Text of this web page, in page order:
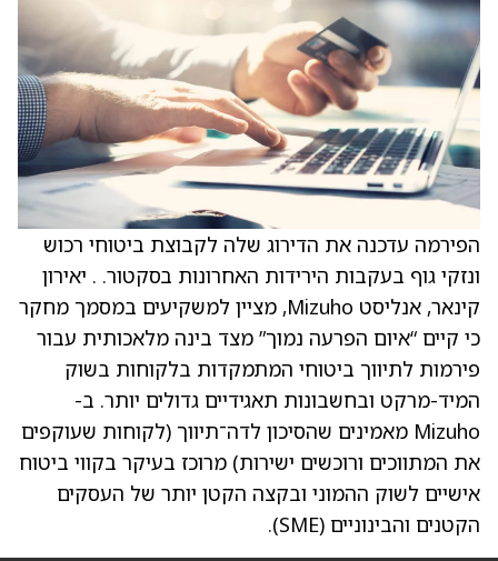
הפירמה עדכנה את הדירוג שלה לקבוצת ביטוחי רכוש
ונזקי גוף בעקבות הירידות האחרונות בסקטור. . יאירון
קינאר, אנליסט Mizuho, מציין למשקיעים במסמך מחקר
כי קיים “איום הפרעה נמוך” מצד בינה מלאכותית עבור
פירמות לתיווך ביטוחי המתמקדות בלקוחות בשוק
המיד-מרקט ובחשבונות תאגידיים גדולים יותר. ב-
Mizuho מאמינים שהסיכון לדה־תיווך (לקוחות שעוקפים
את המתווכים ורוכשים ישירות) מרוכז בעיקר בקווי ביטוח
אישיים לשוק ההמוני ובקצה הקטן יותר של העסקים
הקטנים והבינוניים (SME).